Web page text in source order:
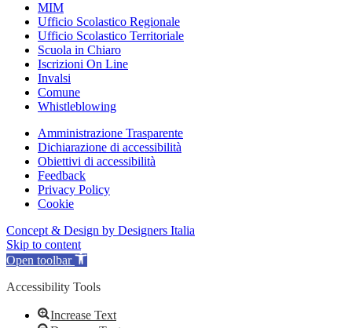
MIM
Ufficio Scolastico Regionale
Ufficio Scolastico Territoriale
Scuola in Chiaro
Iscrizioni On Line
Invalsi
Comune
Whistleblowing
Amministrazione Trasparente
Dichiarazione di accessibilità
Obiettivi di accessibilità
Feedback
Privacy Policy
Cookie
Concept & Design by Designers Italia
Skip to content
Open toolbar
Accessibility Tools
Increase Text